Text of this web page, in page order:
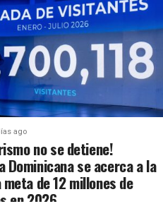
ago
no se detiene!
Dominicana se acerca a la
de 12 millones de
en 2026